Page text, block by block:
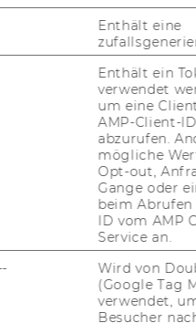
Team­kom­pass als
die es er­mög­licht,
oder eine
als Team eine
Team­kom­pass fin­den
an der WU gibt es
Enthält eine
Enthält ein
verwendet
um eine
AMP-Client-
abzurufen.
mögliche
Opt-out,
Gange oder
beim
ID vom AMP
Service an.
Wird von
(Google Tag
verwendet,
Besucher